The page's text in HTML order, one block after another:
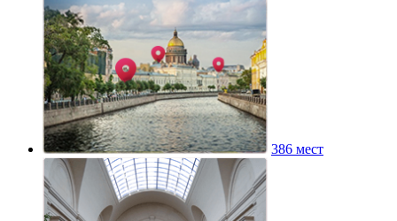
386 мест